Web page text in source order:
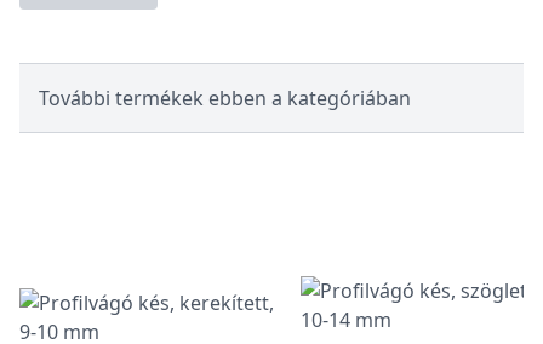
További termékek ebben a kategóriában